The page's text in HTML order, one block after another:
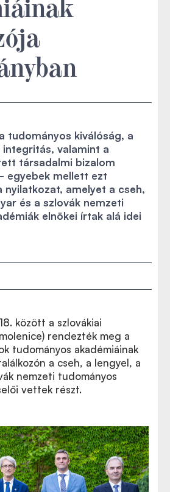
tudományos kiválóság, a
valamint a
társadalmi bizalom
egyebek mellett ezt
nyilatkozat, amelyet a cseh,
és a szlovák nemzeti
elnökei írtak alá idei
között a szlovákiai
rendezték meg a
tudományos akadémiáinak
a cseh, a lengyel, a
nemzeti tudományos
vettek részt.